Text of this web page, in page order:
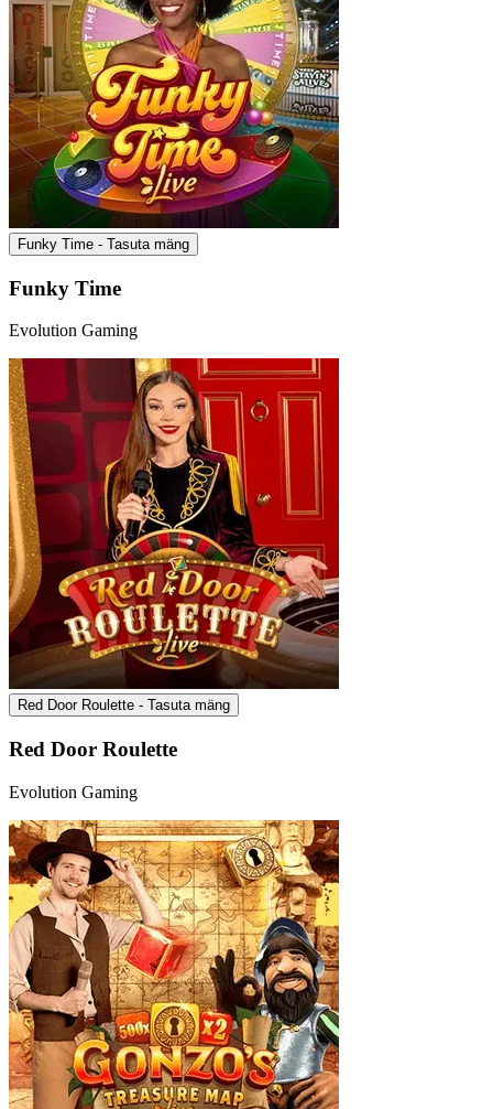
Funky Time - Tasuta mäng
Funky Time
Evolution Gaming
Red Door Roulette - Tasuta mäng
Red Door Roulette
Evolution Gaming